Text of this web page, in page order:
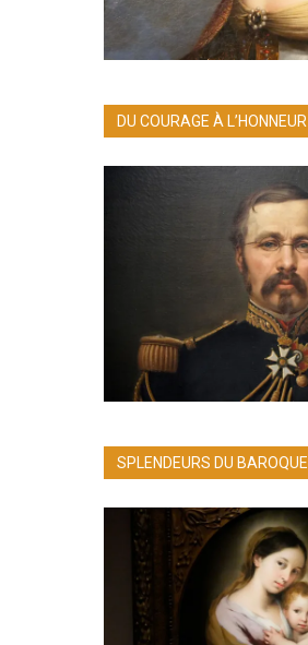
DU COURAGE À L’HONNEUR
SPLENDEURS DU BAROQUE